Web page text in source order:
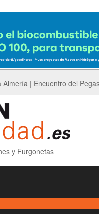
el Driver’s Parade
y Furgonetas